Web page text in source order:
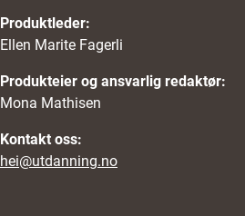
Produktleder:
Ellen Marite Fagerli
Produkteier og ansvarlig redaktør:
Mona Mathisen
Kontakt oss:
hei@utdanning.no